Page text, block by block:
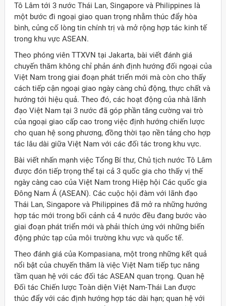
Việt Nam ở nước ngoài
Tô Lâm tới 3 nước Thái Lan, Singapore và Philippines là
một bước đi ngoại giao quan trọng nhằm thúc đẩy hòa
bình, củng cố lòng tin chính trị và mở rộng hợp tác kinh tế
trong khu vực ASEAN.
Theo phóng viên TTXVN tại Jakarta, bài viết đánh giá
chuyến thăm không chỉ phản ánh định hướng đối ngoại của
Việt Nam trong giai đoạn phát triển mới mà còn cho thấy
cách tiếp cận ngoại giao ngày càng chủ động, thực chất và
hướng tới hiệu quả. Theo đó, các hoạt động của nhà lãnh
đạo Việt Nam tại 3 nước đã góp phần tăng cường vai trò
của ngoại giao cấp cao trong việc định hướng chiến lược
cho quan hệ song phương, đồng thời tạo nền tảng cho hợp
tác lâu dài giữa Việt Nam với các đối tác trong khu vực.
Bài viết nhấn mạnh việc Tổng Bí thư, Chủ tịch nước Tô Lâm
được đón tiếp trọng thể tại cả 3 quốc gia cho thấy vị thế
ngày càng cao của Việt Nam trong Hiệp hội Các quốc gia
Đông Nam Á (ASEAN). Các cuộc hội đàm với lãnh đạo
Thái Lan, Singapore và Philippines đã mở ra những hướng
hợp tác mới trong bối cảnh cả 4 nước đều đang bước vào
giai đoạn phát triển mới và phải thích ứng với những biến
động phức tạp của môi trường khu vực và quốc tế.
Theo đánh giá của Kompasiana, một trong những kết quả
nổi bật của chuyến thăm là việc Việt Nam tiếp tục nâng
tầm quan hệ với các đối tác ASEAN quan trọng. Quan hệ
Đối tác Chiến lược Toàn diện Việt Nam-Thái Lan được
thúc đẩy với các định hướng hợp tác dài hạn; quan hệ với